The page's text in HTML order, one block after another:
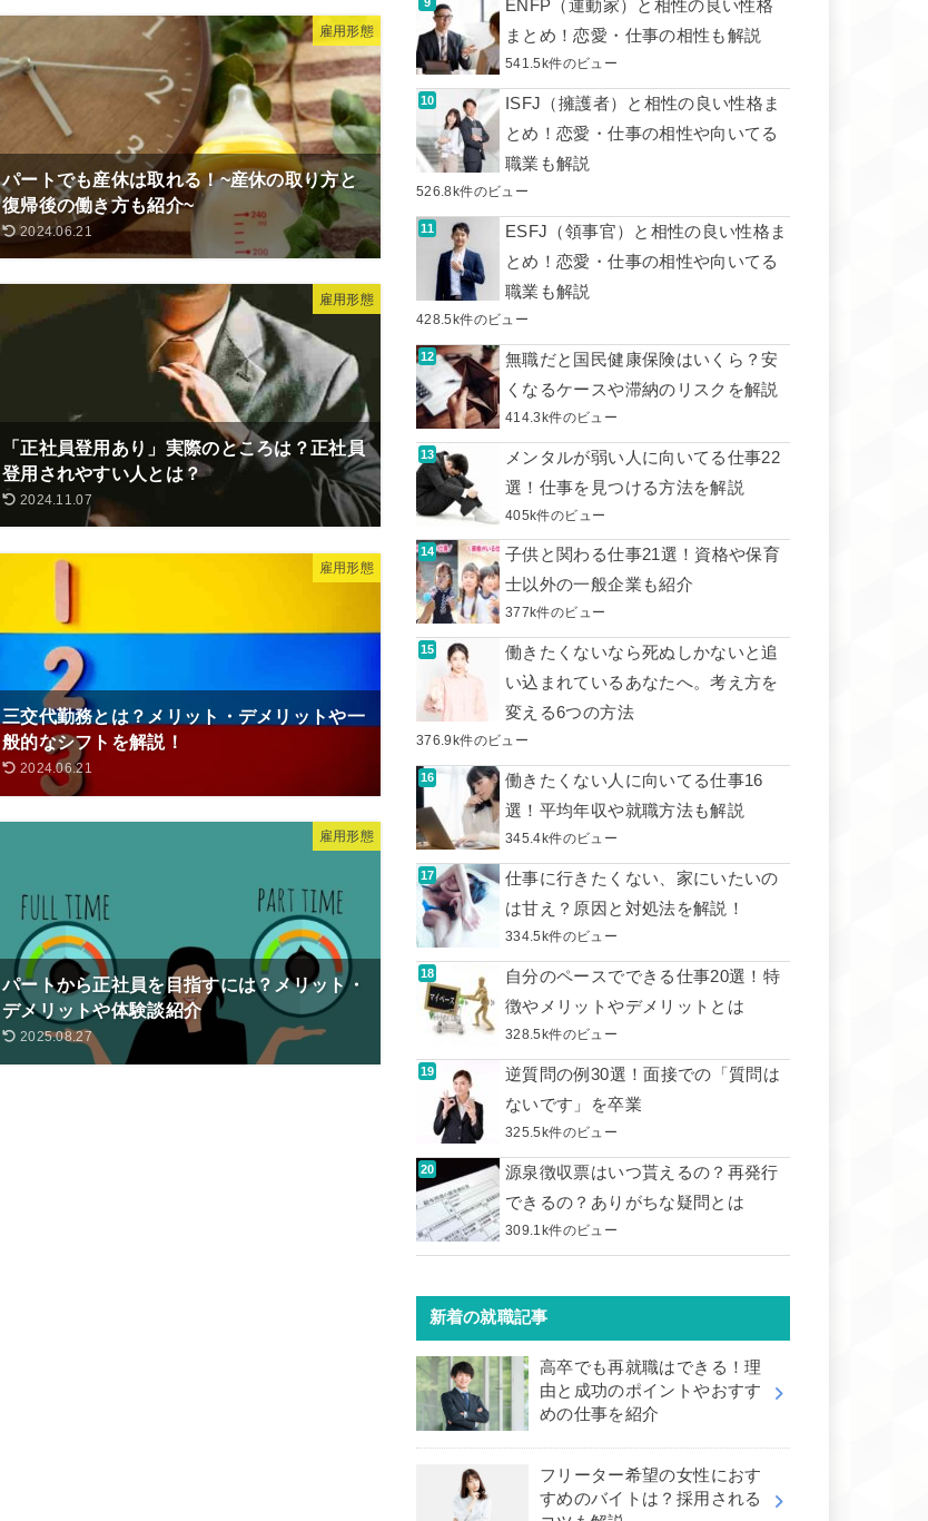
雇用形態
パートでも産休は取れる！~産休の取り方と
復帰後の働き方も紹介~
2024.06.21
雇用形態
「正社員登用あり」実際のところは？正社員
登用されやすい人とは？
2024.11.07
雇用形態
三交代勤務とは？メリット・デメリットや一
般的なシフトを解説！
2024.06.21
雇用形態
パートから正社員を目指すには？メリット・
デメリットや体験談紹介
2025.08.27
ENFP（運動家）と相性の良い性格
まとめ！恋愛・仕事の相性も解説
541.5k件のビュー
ISFJ（擁護者）と相性の良い性格ま
とめ！恋愛・仕事の相性や向いてる
職業も解説
526.8k件のビュー
ESFJ（領事官）と相性の良い性格ま
とめ！恋愛・仕事の相性や向いてる
職業も解説
428.5k件のビュー
無職だと国民健康保険はいくら？安
くなるケースや滞納のリスクを解説
414.3k件のビュー
メンタルが弱い人に向いてる仕事22
選！仕事を見つける方法を解説
405k件のビュー
子供と関わる仕事21選！資格や保育
士以外の一般企業も紹介
377k件のビュー
働きたくないなら死ぬしかないと追
い込まれているあなたへ。考え方を
変える6つの方法
376.9k件のビュー
働きたくない人に向いてる仕事16
選！平均年収や就職方法も解説
345.4k件のビュー
仕事に行きたくない、家にいたいの
は甘え？原因と対処法を解説！
334.5k件のビュー
自分のペースでできる仕事20選！特
徴やメリットやデメリットとは
328.5k件のビュー
逆質問の例30選！面接での「質問は
ないです」を卒業
325.5k件のビュー
源泉徴収票はいつ貰えるの？再発行
できるの？ありがちな疑問とは
309.1k件のビュー
新着の就職記事
高卒でも再就職はできる！理
由と成功のポイントやおすす
めの仕事を紹介
フリーター希望の女性におす
すめのバイトは？採用される